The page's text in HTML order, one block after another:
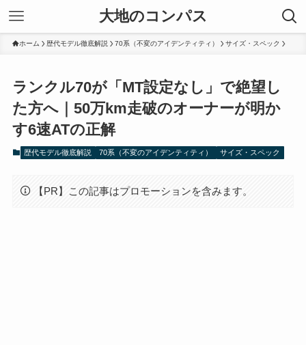
大地のコンパス
ホーム 歴代モデル徹底解説 70系（不変のアイデンティティ） サイズ・スペック
ランクル70が「MT設定なし」で絶望し
た方へ｜50万km走破のオーナーが明か
す6速ATの正解
歴代モデル徹底解説 70系（不変のアイデンティティ） サイズ・スペック
【PR】この記事はプロモーションを含みます。